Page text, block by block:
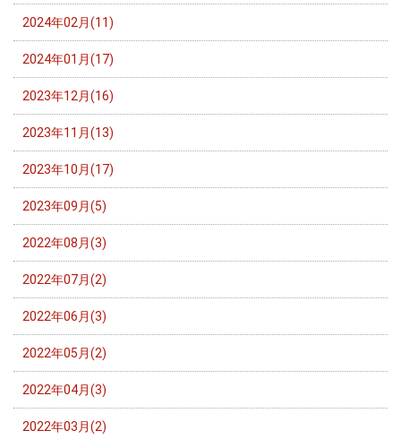
2024年02月(11)
2024年01月(17)
2023年12月(16)
2023年11月(13)
2023年10月(17)
2023年09月(5)
2022年08月(3)
2022年07月(2)
2022年06月(3)
2022年05月(2)
2022年04月(3)
2022年03月(2)